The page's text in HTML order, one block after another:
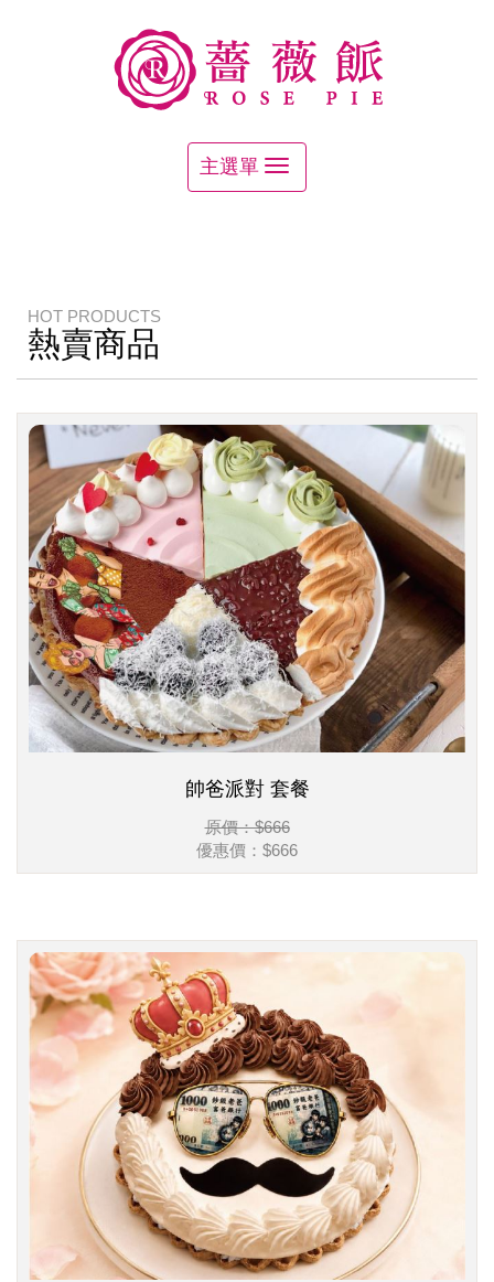
HOT PRODUCTS
熱賣商品
帥爸派對 套餐
原價：$666
優惠價： $666